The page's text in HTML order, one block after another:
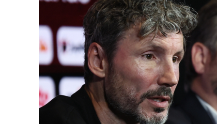
Consulter l'article "“La tactique doit être
Le RWDM récolte déjà 100.000
euros pour financer sa
reconstruction